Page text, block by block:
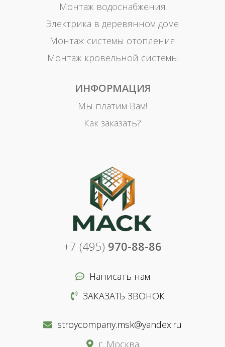
Монтаж водоснабжения
Электрика в деревянном доме
Монтаж системы отопления
Монтаж кровельной системы
ИНФОРМАЦИЯ
Мы платим Вам!
Как заказать?
+7 (495) 970-88-86
Написать нам
ЗАКАЗАТЬ ЗВОНОК
stroycompany.msk@yandex.ru
г. Москва